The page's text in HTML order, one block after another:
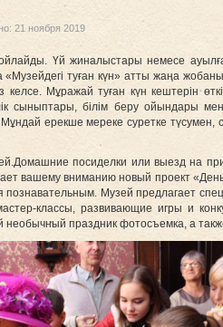
21 ноября 2019
Үй жиналыстары немесе ауылға
туған күн» атты жаңа
келсе. Мұражай туған күн кештерін
сыныптары, білім беру ойындары
ерекше мереке суретке түсумен,
посиделки или выезд на
вашему вниманию новый проект
Музей предлагает
классы, развивающие игры и
праздник фотосъемка, а